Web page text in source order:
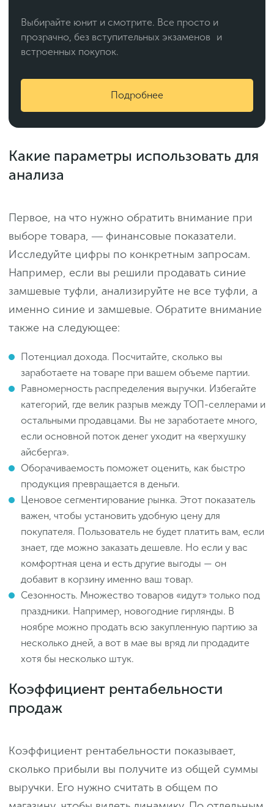
Выбирайте юнит и смотрите. Все просто и
прозрачно, без вступительных экзаменов и
встроенных покупок.
Подробнее
Какие параметры использовать для
анализа
Первое, на что нужно обратить внимание при
выборе товара, ― финансовые показатели.
Исследуйте цифры по конкретным запросам.
Например, если вы решили продавать синие
замшевые туфли, анализируйте не все туфли, а
именно синие и замшевые. Обратите внимание
также на следующее:
Потенциал дохода. Посчитайте, сколько вы
заработаете на товаре при вашем объеме партии.
Равномерность распределения выручки. Избегайте
категорий, где велик разрыв между ТОП-селлерами и
остальными продавцами. Вы не заработаете много,
если основной поток денег уходит на «верхушку
айсберга».
Оборачиваемость поможет оценить, как быстро
продукция превращается в деньги.
Ценовое сегментирование рынка. Этот показатель
важен, чтобы установить удобную цену для
покупателя. Пользователь не будет платить вам, если
знает, где можно заказать дешевле. Но если у вас
комфортная цена и есть другие выгоды — он
добавит в корзину именно ваш товар.
Сезонность. Множество товаров «идут» только под
праздники. Например, новогодние гирлянды. В
ноябре можно продать всю закупленную партию за
несколько дней, а вот в мае вы вряд ли продадите
хотя бы несколько штук.
Коэффициент рентабельности
продаж
Коэффициент рентабельности показывает,
сколько прибыли вы получите из общей суммы
выручки. Его нужно считать в общем по